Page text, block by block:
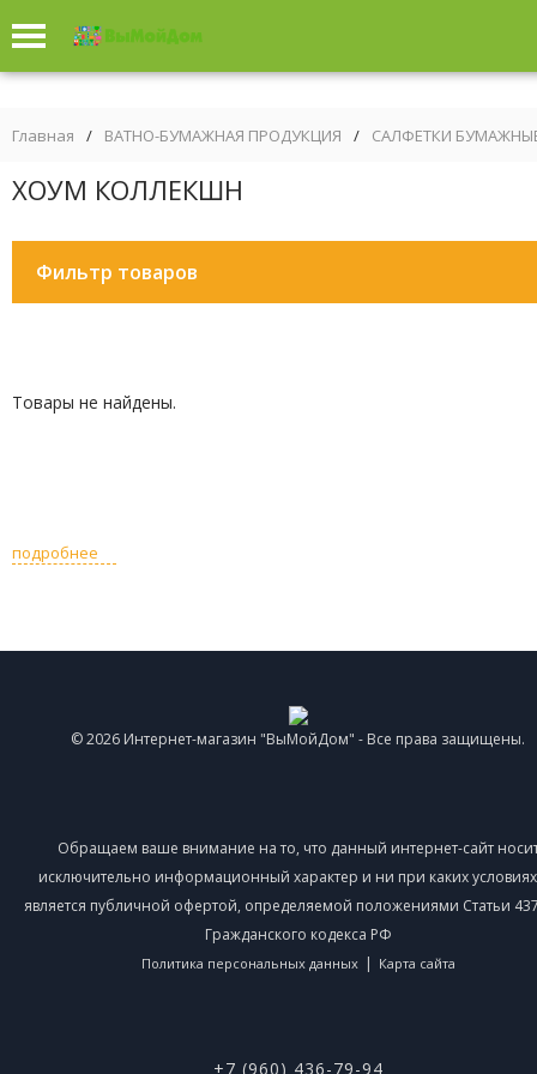
Главная / ВАТНО-БУМАЖНАЯ ПРОДУКЦИЯ / САЛФЕТКИ
ХОУМ КОЛЛЕКШН
Фильтр товаров
Товары не найдены.
подробнее
© 2026 Интернет-магазин "ВыМойДом" - Все права защищены.
Обращаем ваше внимание на то, что данный интернет-сайт
исключительно информационный характер и ни при каких
является публичной офертой, определяемой положениями Статьи
Гражданского кодекса РФ
Политика персональных данных | Карта сайта
+7 (960) 436-79-94